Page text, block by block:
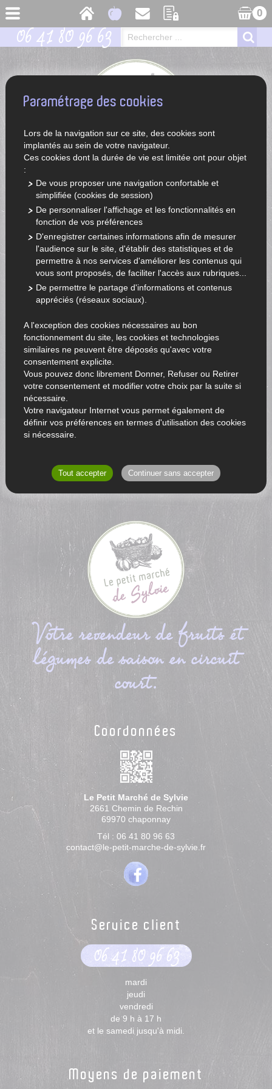
0
06 41 80 96 63
ACCUEIL LÉGUMES ET FRUITS DE SAISON
Votre revendeur de fruits et
légumes de saison en circuit
court.
Coordonnées
Le Petit Marché de Sylvie
2661 Chemin de Rechin
69970 chaponnay
Tél : 06 41 80 96 63
contact@le-petit-marche-de-sylvie.fr
Service client
06 41 80 96 63
mardi
jeudi
vendredi
de 9 h à 17 h
et le samedi jusqu'à midi.
Moyens de paiement
Paramétrage des cookies
Lors de la navigation sur ce site, des cookies sont
implantés au sein de votre navigateur.
Ces cookies dont la durée de vie est limitée ont pour objet
:
De vous proposer une navigation confortable et
simplifiée (cookies de session)
De personnaliser l'affichage et les fonctionnalités en
fonction de vos préférences
D'enregistrer certaines informations afin de mesurer
l'audience sur le site, d'établir des statistiques et de
permettre à nos services d'améliorer les contenus qui
vous sont proposés, de faciliter l'accès aux rubriques...
De permettre le partage d'informations et contenus
appréciés (réseaux sociaux).
A l'exception des cookies nécessaires au bon
fonctionnement du site, les cookies et technologies
similaires ne peuvent être déposés qu'avec votre
consentement explicite.
Vous pouvez donc librement Donner, Refuser ou Retirer
votre consentement et modifier votre choix par la suite si
nécessaire.
Votre navigateur Internet vous permet également de
définir vos préférences en termes d'utilisation des cookies
si nécessaire.
Tout accepter Continuer sans accepter